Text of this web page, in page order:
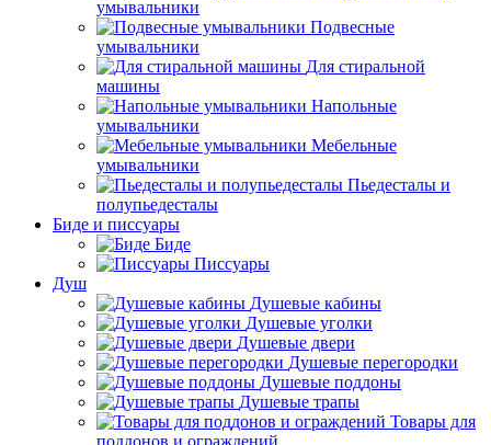
умывальники
Подвесные
умывальники
Для стиральной
машины
Напольные
умывальники
Мебельные
умывальники
Пьедесталы и
полупьедесталы
Биде и писсуары
Биде
Писсуары
Душ
Душевые кабины
Душевые уголки
Душевые двери
Душевые перегородки
Душевые поддоны
Душевые трапы
Товары для
поддонов и ограждений